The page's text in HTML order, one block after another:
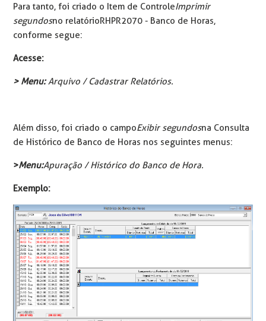
Para tanto, foi criado o Item de ControleImprimir
segundosno relatório RHPR2070 - Banco de Horas,
conforme segue:
Acesse:
> Menu:Arquivo / Cadastrar Relatórios.
Além disso, foi criado o campoExibir segundosna Consulta
de Histórico de Banco de Horas nos seguintes menus:
>Menu:Apuração / Histórico do Banco de Hora.
Exemplo: